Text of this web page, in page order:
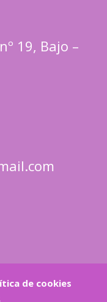
19, Bajo –
de cookies